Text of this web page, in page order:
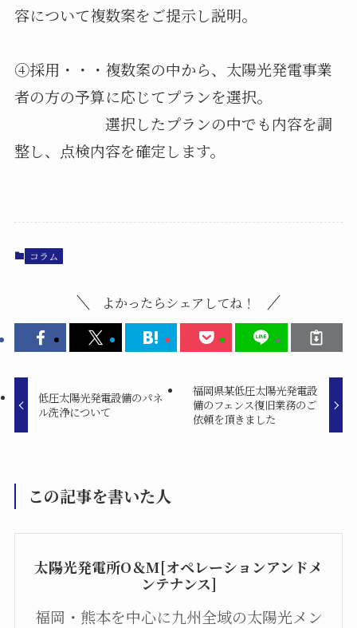
容について複数案をご提示し説明。
④採用・・・複数案の中から、太陽光発電事業
者の方の予算に応じてプランを選択。
選択したプランの中でも内容を調
整し、点検内容を確定します。
コラム
よかったらシェアしてね！
低圧太陽光発電設備のパネ
ル洗浄について
福岡県某低圧太陽光発電設
備のフェンス復旧業務のご
依頼を頂きました
この記事を書いた人
太陽光発電所O＆M[オペレーションアンドメ
ンテナンス]
福岡・熊本を中心に九州全域の太陽光メン